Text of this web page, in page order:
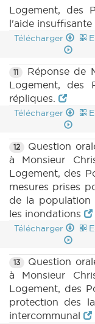
Logement, des
l'aide
Télécharger
11
Réponse de
Logement, des
répliques.
Télécharger
12
Question
à Monsieur
Logement, des
mesures prises
de la population
les inondations
Télécharger
13
Question
à Monsieur
Logement, des
protection des
intercommunal